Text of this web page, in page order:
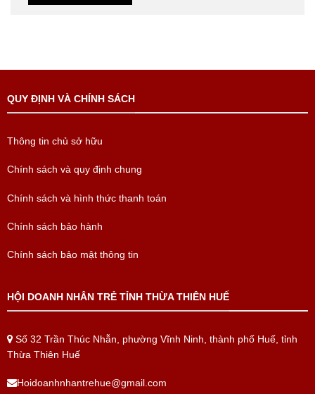
QUY ĐỊNH VÀ CHÍNH SÁCH
Thông tin chủ sở hữu
Chính sách và quy định chung
Chính sách và hình thức thanh toán
Chính sách bảo hành
Chính sách bảo mật thông tin
HỘI DOANH NHÂN TRẺ TỈNH THỪA THIÊN HUẾ
Số 32 Trần Thúc Nhẫn, phường Vĩnh Ninh, thành phố Huế, tỉnh
Thừa Thiên Huế
Hoidoanhnhantrehue@gmail.com